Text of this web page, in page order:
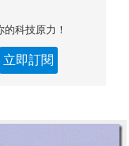
科技原力！
立即訂閱